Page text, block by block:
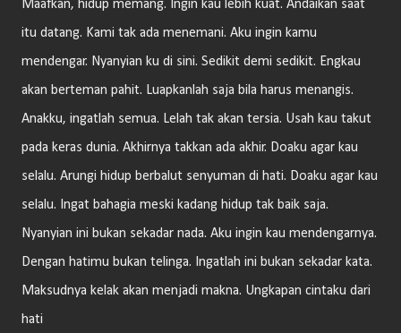
Maafkan, hidup memang. Ingin kau lebih kuat. Andaikan saat
itu datang. Kami tak ada menemani. Aku ingin kamu
mendengar. Nyanyian ku di sini. Sedikit demi sedikit. Engkau
akan berteman pahit. Luapkanlah saja bila harus menangis.
Anakku, ingatlah semua. Lelah tak akan tersia. Usah kau takut
pada keras dunia. Akhirnya takkan ada akhir. Doaku agar kau
selalu. Arungi hidup berbalut senyuman di hati. Doaku agar kau
selalu. Ingat bahagia meski kadang hidup tak baik saja.
Nyanyian ini bukan sekadar nada. Aku ingin kau mendengarnya.
Dengan hatimu bukan telinga. Ingatlah ini bukan sekadar kata.
Maksudnya kelak akan menjadi makna. Ungkapan cintaku dari
hati